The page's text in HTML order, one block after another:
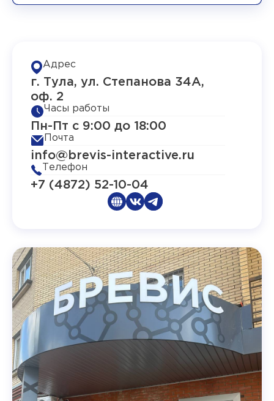
Адрес
г. Тула, ул. Степанова 34А,
оф. 2
Часы работы
Пн-Пт с 9:00 до 18:00
Почта
info@brevis-interactive.ru
Телефон
+7 (4872) 52-10-04